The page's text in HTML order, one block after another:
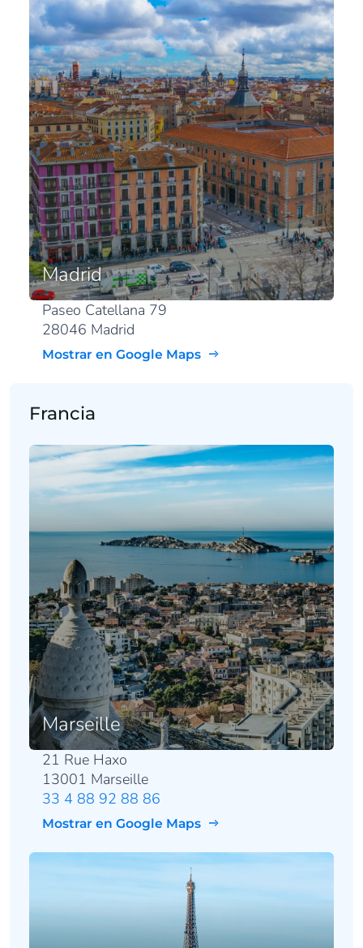
Madrid
Paseo Catellana 79
28046 Madrid
Mostrar en Google Maps
Francia
Marseille
21 Rue Haxo
13001 Marseille
33 4 88 92 88 86
Mostrar en Google Maps